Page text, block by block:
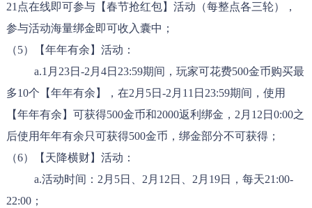
21点在线即可参与【春节抢红包】活动（每整点各三轮），
参与活动海量绑金即可收入囊中；
（5）【年年有余】活动：
a.1月23日-2月4日23:59期间，玩家可花费500金币购买最
多10个【年年有余】，在2月5日-2月11日23:59期间，使用
【年年有余】可获得500金币和2000返利绑金，2月12日0:00之
后使用年年有余只可获得500金币，绑金部分不可获得；
（6）【天降横财】活动：
a.活动时间：2月5日、2月12日、2月19日，每天21:00-
22:00；